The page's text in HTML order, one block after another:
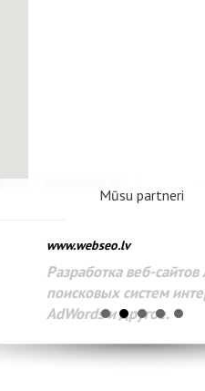
Mūsu partneri
веб-сайтов
систем интернета.
и другое.